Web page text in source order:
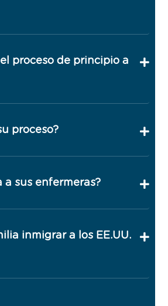
proceso de principio a
proceso?
a sus enfermeras?
inmigrar a los EE.UU.